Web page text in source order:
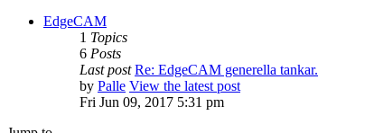
EdgeCAM
1 Topics
6 Posts
Last post Re: EdgeCAM generella tankar.
by Palle View the latest post
Fri Jun 09, 2017 5:31 pm